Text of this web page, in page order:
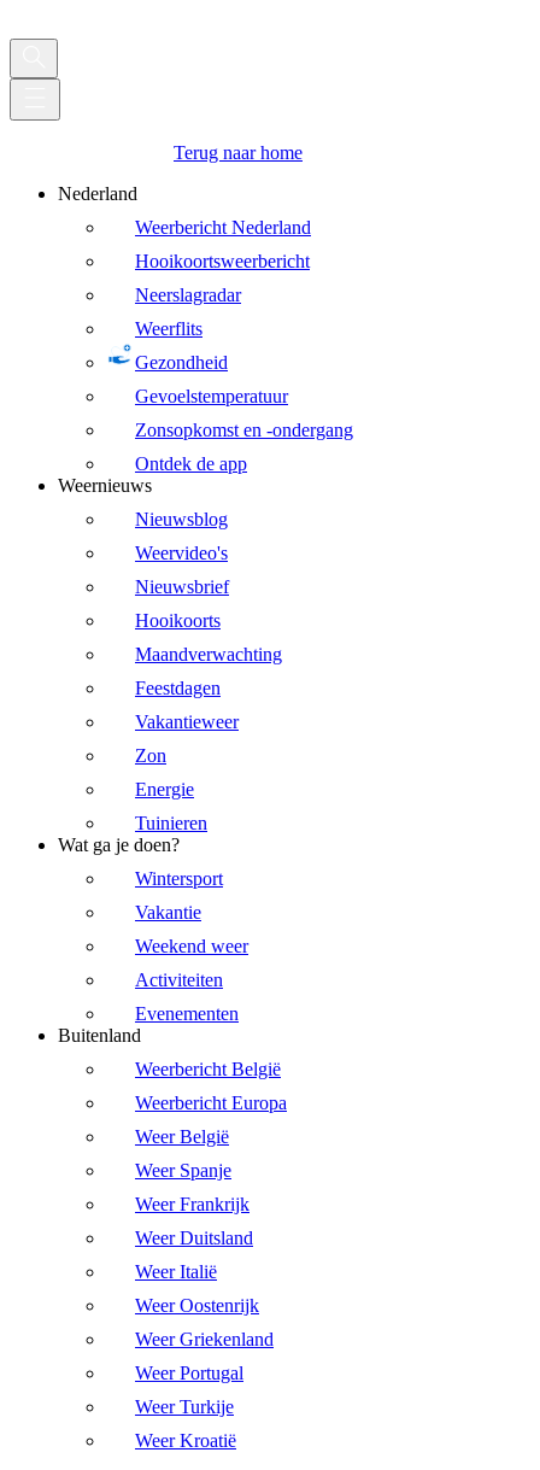
Terug naar home
Nederland
Weerbericht Nederland
Hooikoortsweerbericht
Neerslagradar
Weerflits
Gezondheid
Gevoelstemperatuur
Zonsopkomst en -ondergang
Ontdek de app
Weernieuws
Nieuwsblog
Weervideo's
Nieuwsbrief
Hooikoorts
Maandverwachting
Feestdagen
Vakantieweer
Zon
Energie
Tuinieren
Wat ga je doen?
Wintersport
Vakantie
Weekend weer
Activiteiten
Evenementen
Buitenland
Weerbericht België
Weerbericht Europa
Weer België
Weer Spanje
Weer Frankrijk
Weer Duitsland
Weer Italië
Weer Oostenrijk
Weer Griekenland
Weer Portugal
Weer Turkije
Weer Kroatië